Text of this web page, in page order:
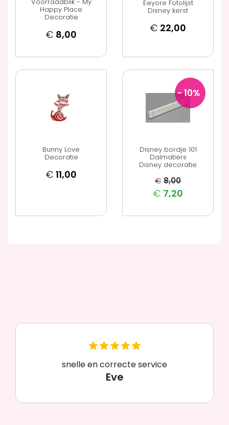
Happy Place
Decoratie
€ 8,00
Eeyore Fotolijst
Disney kerst
€ 22,00
Bunny Love
Decoratie
€ 11,00
- 10%
Disney bordje 101
Dalmatiërs
Disney decoratie
€ 8,00
€ 7,20
snelle en correcte service
Eve